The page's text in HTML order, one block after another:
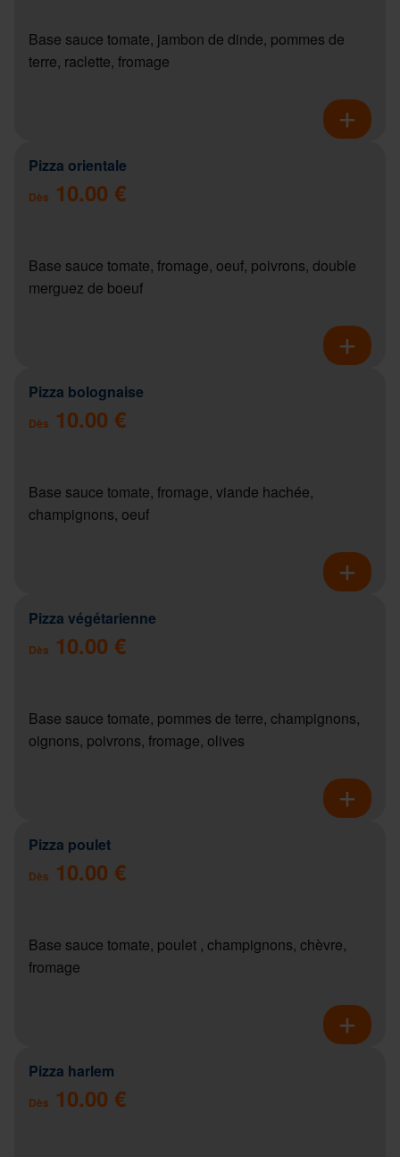
Base sauce tomate, jambon de dinde, pommes de
terre, raclette, fromage
Pizza orientale
Dès 10.00 €
Base sauce tomate, fromage, oeuf, poivrons, double
merguez de boeuf
Pizza bolognaise
Dès 10.00 €
Base sauce tomate, fromage, viande hachée,
champignons, oeuf
Pizza végétarienne
Dès 10.00 €
Base sauce tomate, pommes de terre, champignons,
oignons, poivrons, fromage, olives
Pizza poulet
Dès 10.00 €
Base sauce tomate, poulet , champignons, chèvre,
fromage
Pizza harlem
Dès 10.00 €